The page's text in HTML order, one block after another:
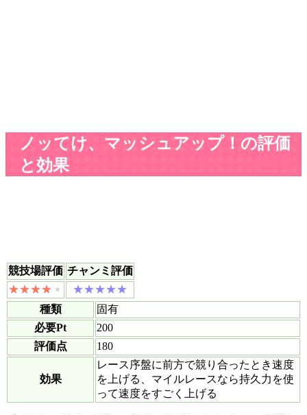
ノッてけ、マッシュアップ！の評価
と効果
競技場評価 チャンミ評価
種類
固有
必要Pt
200
評価点
180
効果
レース序盤に前方で競り合ったとき速度
を上げる、マイルレースなら持久力を使
って速度をすごく上げる